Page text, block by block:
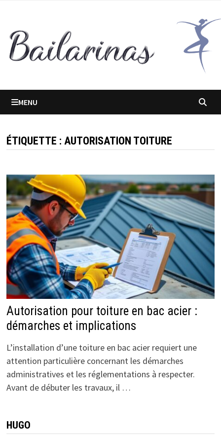
contenu
MENU
ÉTIQUETTE : AUTORISATION TOITURE
Autorisation pour toiture en bac acier :
démarches et implications
L’installation d’une toiture en bac acier requiert une
attention particulière concernant les démarches
administratives et les réglementations à respecter.
Avant de débuter les travaux, il …
HUGO